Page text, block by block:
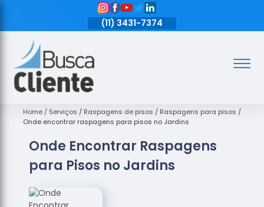
(11) 3431-7374
Assoalhos
de Madeira
Madeira
Empresas
Assoalhos
de Madeira
Home Serviços Raspagens de pisos
Raspagens para pisos
Onde encontrar raspagens para pisos no Jardins
Onde Encontrar Raspagens
para Pisos no Jardins